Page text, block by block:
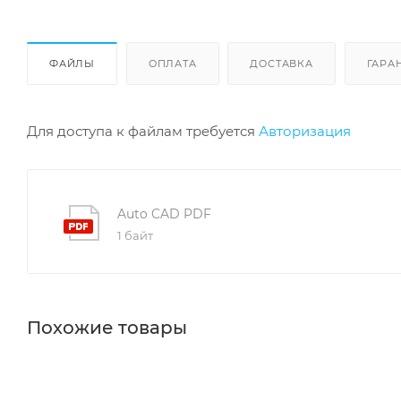
ФАЙЛЫ ОПЛАТА ДОСТАВКА
Для доступа к файлам требуется Авторизация
Auto CAD PDF
1 байт
Похожие товары